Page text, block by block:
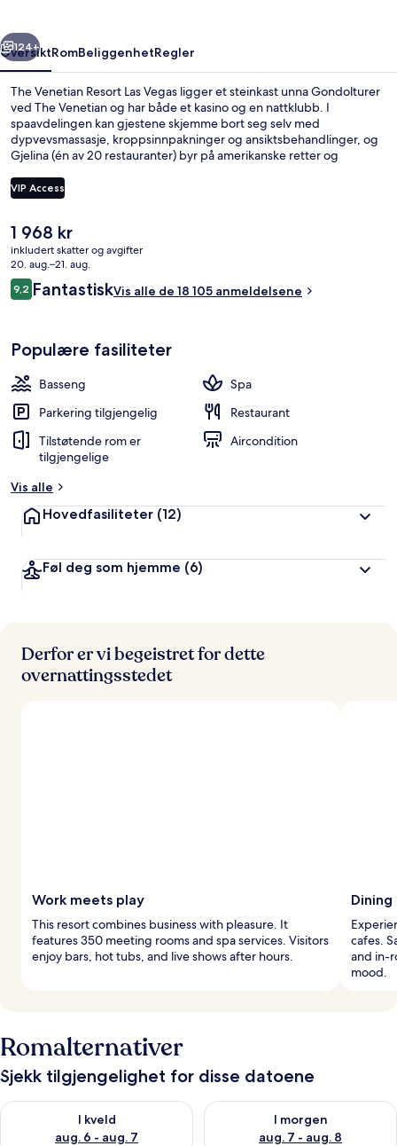
Neste
124+
OversiktRomBeliggenhetRegler
The Venetian Resort Las Vegas ligger et steinkast unna Gondolturer
ved The Venetian og har både et kasino og en nattklubb. I
spaavdelingen kan gjestene skjemme bort seg selv med
dypvevsmassasje, kroppsinnpakninger og ansiktsbehandlinger, og
Gjelina (én av 20 restauranter) byr på amerikanske retter og
dette resort-hotellet i luksuriøs stil, er 4 utendørsbassenger, en
bassengbar og et døgnåpent treningssenter. Andre reisende
kollektivtransport: Det tar 8 minutter å gå til Harrah’s & The LINQ
Station og 12 minutter å gå til Flamingo - Caesars Palace Monorail
Station.
VIP Access
Den
nåværende
prisen
er
1 968 kr
1 968 kr
inkludert skatter og avgifter
20. aug.–21. aug.
Anmeldelser
9,29,2 av 10 –
FantastiskVis alle de 18 105 anmeldelsene
Populære fasiliteter
Basseng
Spa
Parkering tilgjengelig
Restaurant
Tilstøtende rom er
tilgjengelige
Aircondition
Vis alle
Hovedfasiliteter (12)
Føl deg som hjemme (6)
Derfor er vi begeistret for dette
overnattingsstedet
Work meets play
This resort combines business with pleasure. It
features 350 meeting rooms and spa services. Visitors
enjoy bars, hot tubs, and live shows after hours.
cafes.
and in-
mood.
Romalternativer
Sjekk tilgjengelighet for disse datoene
I kveld
aug. 6 - aug. 7
Sjekk tilgjengelighet for i kveld, aug. 6 - aug. 7
I morgen
aug. 7 - aug. 8
Sjekk tilgjengelighet for i